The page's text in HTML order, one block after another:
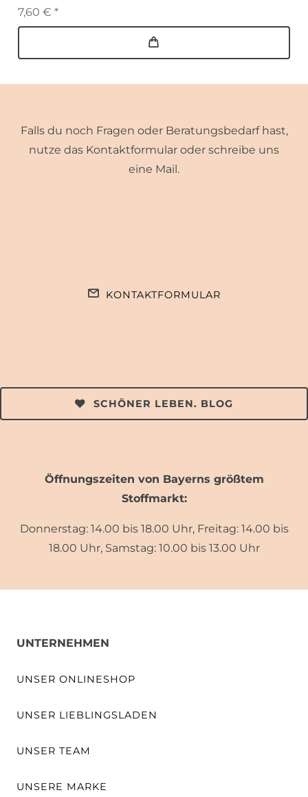
7,60 € *
Falls du noch Fragen oder Beratungsbedarf hast,
nutze das Kontaktformular oder schreibe uns
eine Mail.
KONTAKTFORMULAR
SCHÖNER LEBEN. BLOG
Öffnungszeiten von Bayerns größtem
Stoffmarkt:
Donnerstag: 14.00 bis 18.00 Uhr, Freitag: 14.00 bis
18.00 Uhr, Samstag: 10.00 bis 13.00 Uhr
UNTERNEHMEN
UNSER ONLINESHOP
UNSER LIEBLINGSLADEN
UNSER TEAM
UNSERE MARKE